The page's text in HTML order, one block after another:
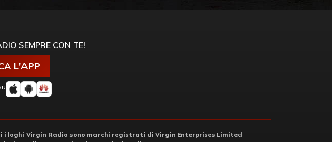
SEMPRE CON TE!
L'APP
i loghi Virgin Radio sono marchi registrati di Virgin Enterprises Limited